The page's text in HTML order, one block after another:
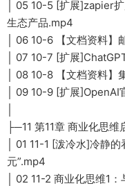
│ 05 10-5 [扩展]zapier
生态产品.mp4
│ 06 10-6 【文档资料
│ 07 10-7 [扩展
│ 08 10-8 【文档资料
│ 09 10-9 [扩展
├─11 第11章 商业化思
│ 01 11-1 [泼冷水]冷静
元”.mp4
│ 02 11-2 商业化思维1